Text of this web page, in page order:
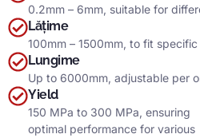
0.2mm – 6mm, suitable for
Lăţime
100mm – 1500mm, to fit
Lungime
Up to 6000mm, adjustable per
Yield
150 MPa to 300 MPa, ensuring
optimal performance for various